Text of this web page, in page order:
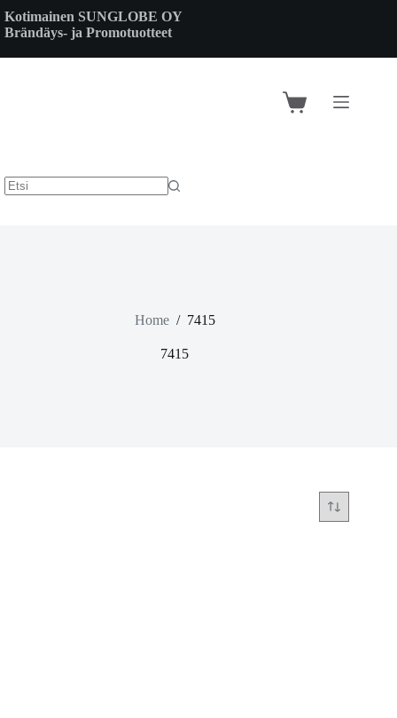
to
content
Kotimainen SUNGLOBE OY
Brändäys- ja Promotuotteet
Shopping
Home / 7415
7415